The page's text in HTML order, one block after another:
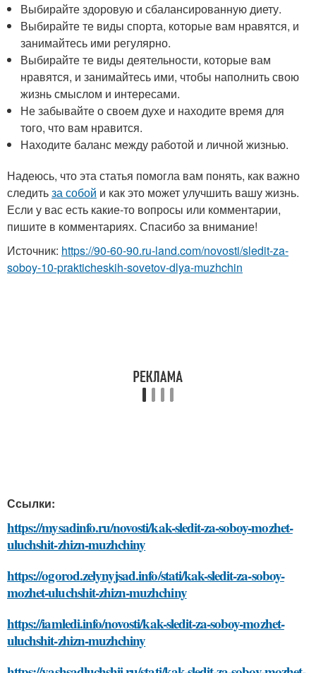
Выбирайте здоровую и сбалансированную диету.
Выбирайте те виды спорта, которые вам нравятся, и
занимайтесь ими регулярно.
Выбирайте те виды деятельности, которые вам
нравятся, и занимайтесь ими, чтобы наполнить свою
жизнь смыслом и интересами.
Не забывайте о своем духе и находите время для
того, что вам нравится.
Находите баланс между работой и личной жизнью.
Надеюсь, что эта статья помогла вам понять, как важно
следитьза собой и как это может улучшить вашу жизнь.
Если у вас есть какие-то вопросы или комментарии,
пишите в комментариях. Спасибо за внимание!
Источник: https://90-60-90.ru-land.com/novosti/sledit-za-
soboy-10-prakticheskih-sovetov-dlya-muzhchin
Ссылки:
https://mysadinfo.ru/novosti/kak-sledit-za-soboy-mozhet-
uluchshit-zhizn-muzhchiny
https://ogorod.zelynyjsad.info/stati/kak-sledit-za-soboy-
mozhet-uluchshit-zhizn-muzhchiny
https://iamledi.info/novosti/kak-sledit-za-soboy-mozhet-
uluchshit-zhizn-muzhchiny